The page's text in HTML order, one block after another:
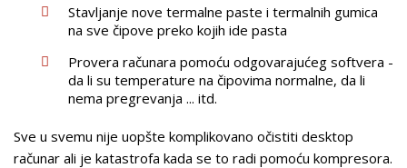
Stavljanje nove termalne paste i termalnih gumica
na sve čipove preko kojih ide pasta
Provera računara pomoću odgovarajućeg softvera -
da li su temperature na čipovima normalne, da li
nema pregrevanja ... itd.
Sve u svemu nije uopšte komplikovano očistiti desktop
računar ali je katastrofa kada se to radi pomoću kompresora.